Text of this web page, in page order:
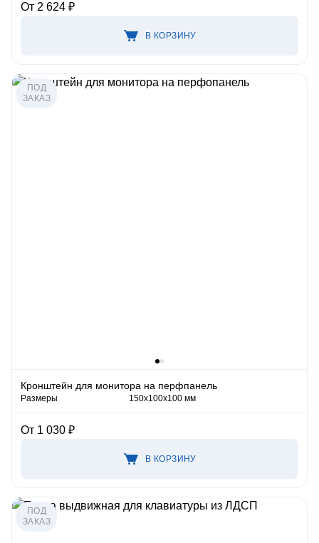
От 2 624 ₽
В КОРЗИНУ
Кронштейн для монитора на перфпанель
Размеры 150х100х100 мм
От 1 030 ₽
В КОРЗИНУ
ПОД
ЗАКАЗ
ПОД
ЗАКАЗ